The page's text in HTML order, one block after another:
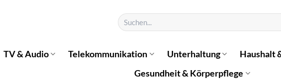
Suchen
nach:
TV & Audio Telekommunikation Unterhaltung Haushalt
Gesundheit & Körperpflege